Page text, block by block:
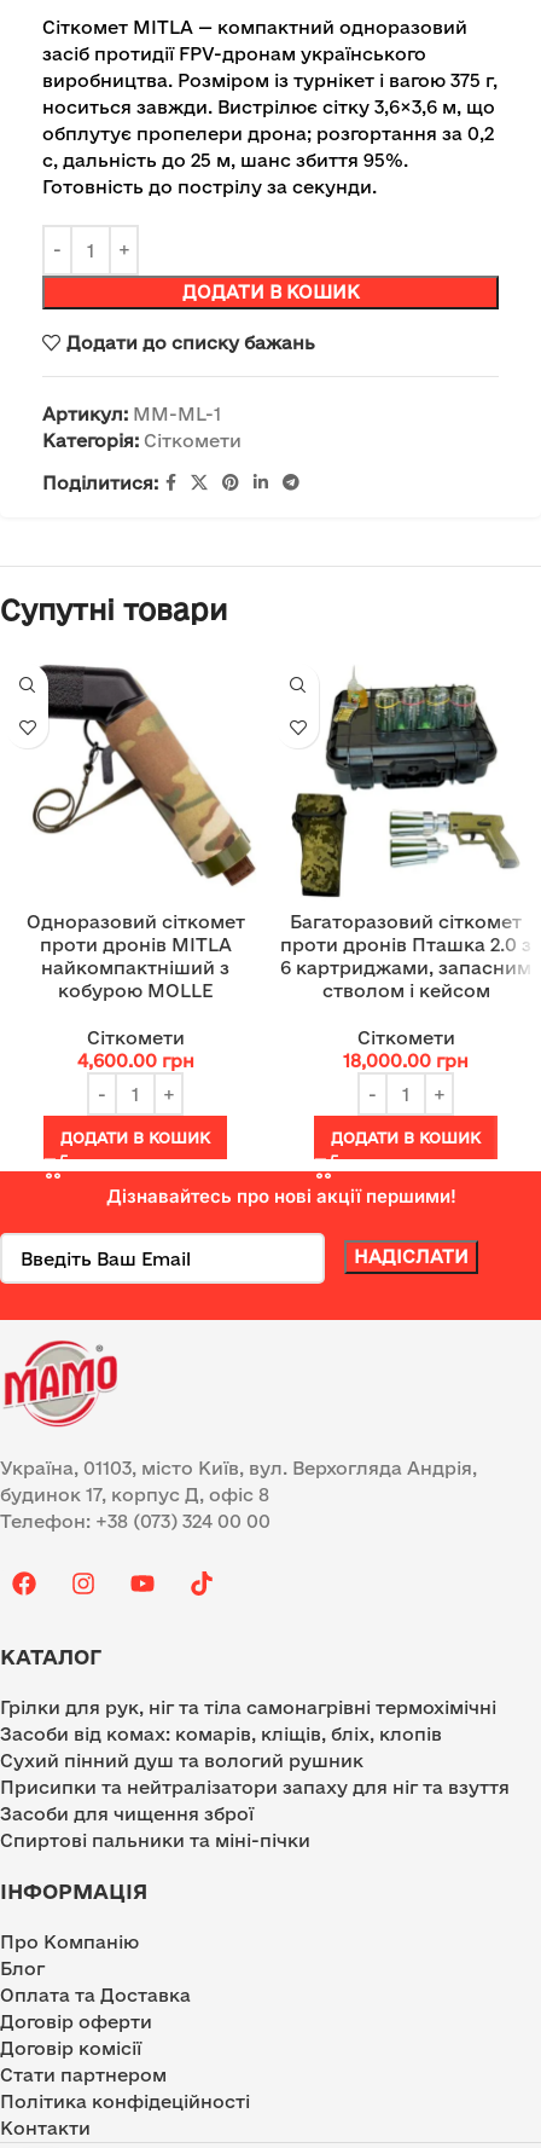
Сіткомет MITLA — компактний одноразовий
засіб протидії FPV-дронам українського
виробництва. Розміром із турнікет і вагою 375 г,
носиться завжди. Вистрілює сітку 3,6×3,6 м, що
обплутує пропелери дрона; розгортання за 0,2
с, дальність до 25 м, шанс збиття 95%.
Готовність до пострілу за секунди.
ДОДАТИ В КОШИК
Додати до списку бажань
Артикул: MM-ML-1
Категорія: Сіткомети
Поділитися:
Супутні товари
Одноразовий сіткомет
проти дронів MITLA
найкомпактніший з
кобурою MOLLE
Сіткомети
4,600.00 грн
ДОДАТИ В КОШИК
Багаторазовий сіткомет
проти дронів Пташка 2.0 з
6 картриджами, запасним
стволом і кейсом
Сіткомети
18,000.00 грн
ДОДАТИ В КОШИК
Дізнавайтесь про нові акції першими!
Україна, 01103, місто Київ, вул. Верхогляда Андрія,
будинок 17, корпус Д, офіс 8
Телефон: +38 (073) 324 00 00
КАТАЛОГ
Грілки для рук, ніг та тіла самонагрівні термохімічні
Засоби від комах: комарів, кліщів, бліх, клопів
Сухий пінний душ та вологий рушник
Присипки та нейтралізатори запаху для ніг та взуття
Засоби для чищення зброї
Спиртові пальники та міні-пічки
ІНФОРМАЦІЯ
Про Компанію
Блог
Оплата та Доставка
Договір оферти
Договір комісії
Стати партнером
Політика конфідеційності
Контакти